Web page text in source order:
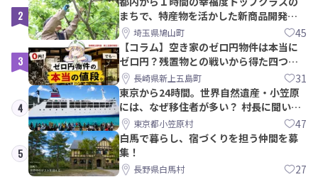
2
まちで、特産物を活かした新商品開発＆
PRメンバー募集！
埼玉県鳩山町 45
3
【コラム】空き家のゼロ円物件は本当に
ゼロ円？残置物との戦いから得た四つの
教訓｜新上五島町
長崎県新上五島町 31
4
東京から24時間。世界自然遺産・小笠原
には、なぜ移住者が多い？ 村長に聞いて
みた東京都小笠原村 47
5
白馬で暮らし、宿づくりを担う仲間を募
集！
長野県白馬村 27